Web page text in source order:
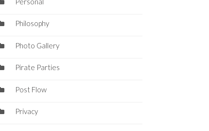
Philosophy
Photo Gallery
Pirate Parties
Post Flow
Privacy